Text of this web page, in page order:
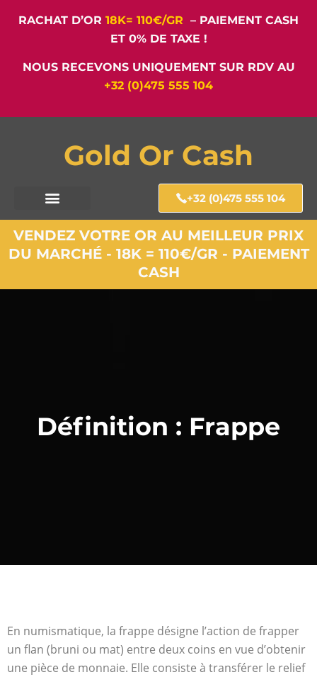
RACHAT D’OR 18K= 110€/GR – PAIEMENT CASH
ET 0% DE TAXE !
NOUS RECEVONS UNIQUEMENT SUR RDV AU
+32 (0)475 555 104
Gold Or Cash
+32 (0)475 555 104
VENDEZ VOTRE OR AU MEILLEUR PRIX
DU MARCHÉ - 18K = 110€/GR - PAIEMENT
CASH
Définition : Frappe
En numismatique, la frappe désigne l’action de frapper
un flan (bruni ou mat) entre deux coins en vue d’obtenir
une pièce de monnaie. Elle consiste à transférer le relief